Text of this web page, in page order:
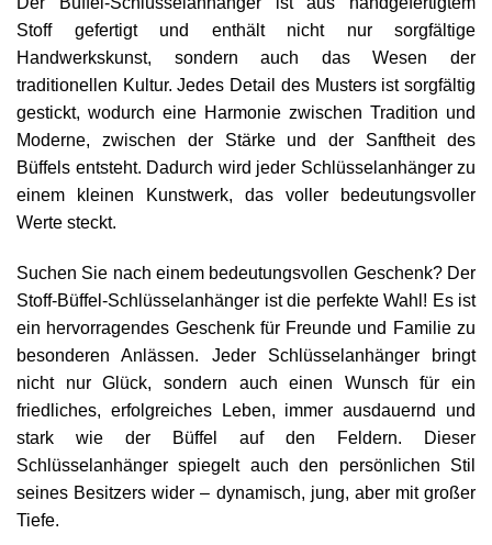
Stoff gefertigt und enthält nicht nur sorgfältige
Handwerkskunst, sondern auch das Wesen der
traditionellen Kultur. Jedes Detail des Musters ist sorgfältig
gestickt, wodurch eine Harmonie zwischen Tradition und
Moderne, zwischen der Stärke und der Sanftheit des
Büffels entsteht. Dadurch wird jeder Schlüsselanhänger zu
einem kleinen Kunstwerk, das voller bedeutungsvoller
Werte steckt.
Suchen Sie nach einem bedeutungsvollen Geschenk? Der
Stoff-Büffel-Schlüsselanhänger ist die perfekte Wahl! Es ist
ein hervorragendes Geschenk für Freunde und Familie zu
besonderen Anlässen. Jeder Schlüsselanhänger bringt
nicht nur Glück, sondern auch einen Wunsch für ein
friedliches, erfolgreiches Leben, immer ausdauernd und
stark wie der Büffel auf den Feldern. Dieser
Schlüsselanhänger spiegelt auch den persönlichen Stil
seines Besitzers wider – dynamisch, jung, aber mit großer
Tiefe.